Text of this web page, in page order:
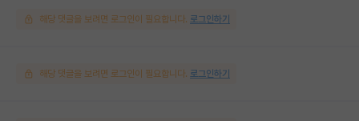
해당 댓글을 보려면 로그인이 필요합니다. 로그인하기
해당 댓글을 보려면 로그인이 필요합니다. 로그인하기